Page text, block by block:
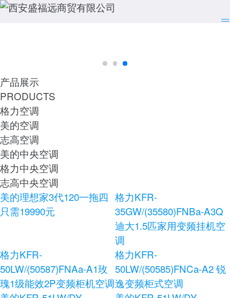
产品展示
PRODUCTS
格力空调
美的空调
志高空调
美的中央空调
格力中央空调
志高中央空调
美的理想家3代120一拖四
只需19990元
格力KFR-
35GW/(35580)FNBa-A3Q
迪大1.5匹家用变频挂机空
调
格力KFR-
50LW/(50587)FNAa-A1玫
瑰1级能效2P变频柜机空调
格力KFR-
50LW/(50585)FNCa-A2 锐
逸变频柜式空调